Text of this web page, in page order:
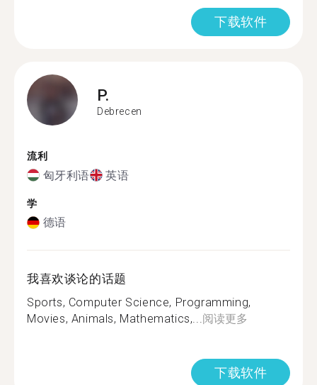
下载软件
P.
Debrecen
流利
匈牙利语 英语
学
德语
我喜欢谈论的话题
Sports, Computer Science, Programming,
Movies, Animals, Mathematics,...阅读更多
下载软件